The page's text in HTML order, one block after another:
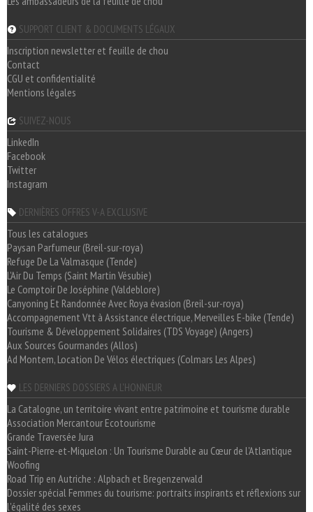
SUPPORT CLIENT & DOCUMENTS LÉGAUX
Inscription newsletter et feuille de chou
Contact
CGU et confidentialité
Mentions légales
SUIVEZ-NOUS
LinkedIn
Facebook
Twitter
Instagram
DERNIÈRES OFFRES V-A EXCLUSIVE
Tous les catalogues
Paysan Parfumeur (Breil-sur-roya)
Refuge De La Valmasque (Tende)
L'Air Du Temps (Saint Martin Vésubie)
Le Comptoir De Joséphine (Valdeblore)
Canyoning Et Randonnée Avec Roya évasion (Breil-sur-roya)
Accompagnement Vtt à Assistance électrique, Merveilles E-bike (Tende)
Tourisme & Développement Solidaires (TDS Voyage) (Angers)
Aux Sources Gourmandes (Allos)
Ad Montem, Location De Vélos électriques (Colmars Les Alpes)
LES DERNIERS DOSSIERS A L'HONNEUR
La Catalogne, un territoire vivant entre patrimoine et tourisme durable
Association Mercantour Ecotourisme
Grande Traversée Jura
Saint-Pierre-et-Miquelon : Un Tourisme Durable au Cœur de l'Atlantique
Woofing
Road Trip en Autriche : Alpbach et Bregenzerwald
Dossier spécial Femmes du tourisme: portraits inspirants et réflexions sur
l'égalité des sexes